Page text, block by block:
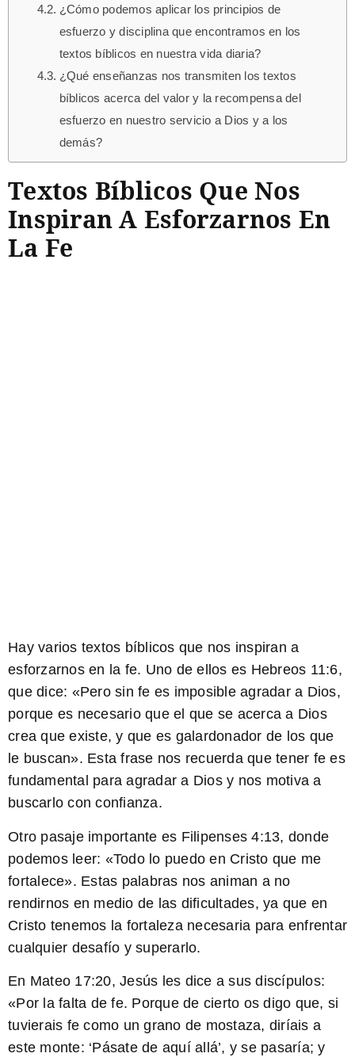
¿Cómo podemos aplicar los principios de
esfuerzo y disciplina que encontramos en los
textos bíblicos en nuestra vida diaria?
¿Qué enseñanzas nos transmiten los textos
bíblicos acerca del valor y la recompensa del
esfuerzo en nuestro servicio a Dios y a los
demás?
Textos Bíblicos Que Nos
Inspiran A Esforzarnos En
La Fe
Hay varios textos bíblicos que nos inspiran a
esforzarnos en la fe. Uno de ellos es Hebreos 11:6,
que dice: «Pero sin fe es imposible agradar a Dios,
porque es necesario que el que se acerca a Dios
crea que existe, y que es galardonador de los que
le buscan». Esta frase nos recuerda que tener fe es
fundamental para agradar a Dios y nos motiva a
buscarlo con confianza.
Otro pasaje importante es Filipenses 4:13, donde
podemos leer: «Todo lo puedo en Cristo que me
fortalece». Estas palabras nos animan a no
rendirnos en medio de las dificultades, ya que en
Cristo tenemos la fortaleza necesaria para enfrentar
cualquier desafío y superarlo.
En Mateo 17:20, Jesús les dice a sus discípulos:
«Por la falta de fe. Porque de cierto os digo que, si
tuvierais fe como un grano de mostaza, diríais a
este monte: ‘Pásate de aquí allá’, y se pasaría; y